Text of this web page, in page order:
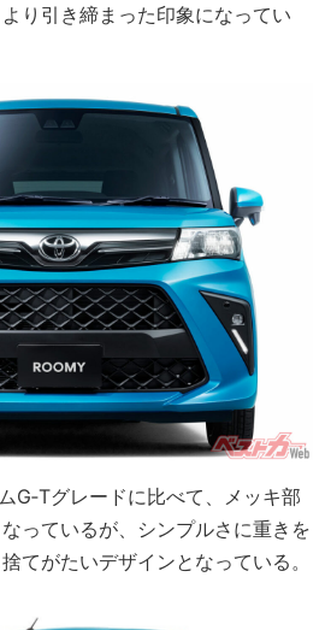
り引き締まった印象になってい
G‐Tグレードに比べて、メッキ部
っているが、シンプルさに重きを
てがたいデザインとなっている。